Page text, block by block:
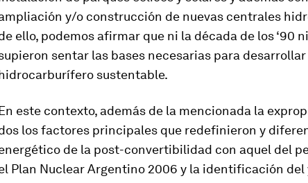
y/o construcción de nuevas centrales
ello, podemos afirmar que ni la década de los ‘90
sentar las bases necesarias para
sustentable.
este contexto, además de la mencionada la
los factores principales que redefinieron y
de la post-convertibilidad con aquel del
Plan Nuclear Argentino 2006 y la identificación del